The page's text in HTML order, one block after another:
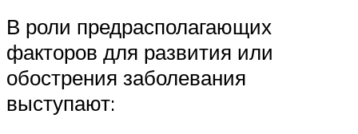
В роли предрасполагающих
факторов для развития или
обострения заболевания
выступают: